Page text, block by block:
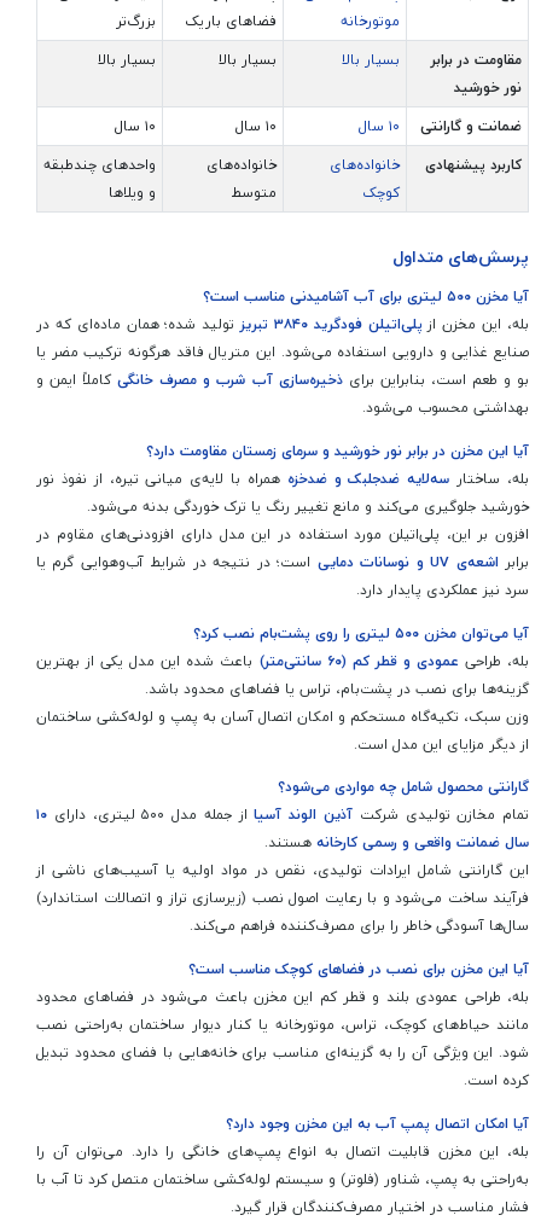
موتورخانه
فضاهای باریک
بزرگ‌تر
مقاومت در برابر
نور خورشید
بسیار بالا بسیار بالا بسیار بالا
ضمانت و گارانتی ۱۰ سال ۱۰ سال
۱۰ سال
کاربرد پیشنهادی
خانواده‌های
کوچک
خانواده‌های
متوسط
واحدهای چندطبقه
و ویلاها
پرسش‌های متداول
آیا مخزن ۵۰۰ لیتری برای آب آشامیدنی مناسب است؟
بله، این مخزن از پلی‌اتیلن فودگرید ۳۸۴۰ تبریز
تولید شده؛ همان ماده‌ای که در
صنایع غذایی و دارویی استفاده می‌شود. این متریال فاقد هرگونه ترکیب مضر یا
بو و طعم است، بنابراین برای ذخیره‌سازی آب شرب و مصرف خانگی کاملاً ایمن و
بهداشتی محسوب می‌شود.
آیا این مخزن در برابر نور خورشید و سرمای زمستان مقاومت دارد؟
بله، ساختار سه‌لایه ضدجلبک و ضدخزه همراه با لایه‌ی میانی تیره، از نفوذ نور
خورشید جلوگیری می‌کند و مانع تغییر رنگ یا ترک خوردگی بدنه می‌شود.
افزون بر این، پلی‌اتیلن مورد استفاده در این مدل دارای افزودنی‌های مقاوم در
برابر اشعه‌ی UV و نوسانات دمایی
است؛ در نتیجه در شرایط آب‌و‌هوایی گرم یا
سرد نیز عملکردی پایدار دارد.
آیا می‌توان مخزن ۵۰۰ لیتری را روی پشت‌بام نصب کرد؟
بله، طراحی عمودی و قطر کم (۶۰ سانتی‌متر)
باعث شده این مدل یکی از بهترین
گزینه‌ها برای نصب در پشت‌بام، تراس یا فضاهای محدود باشد.
وزن سبک، تکیه‌گاه مستحکم و امکان اتصال آسان به پمپ و لوله‌کشی ساختمان
از دیگر مزایای این مدل است.
گارانتی محصول شامل چه مواردی می‌شود؟
تمام مخازن تولیدی شرکت آذین الوند آسیااز جمله مدل ۵۰۰ لیتری، دارای
۱۰
سال ضمانت واقعی و رسمی کارخانه هستند.
این گارانتی شامل ایرادات تولیدی، نقص در مواد اولیه یا آسیب‌های ناشی از
فرآیند ساخت می‌شود و با رعایت اصول نصب (زیرسازی تراز و اتصالات استاندارد)
سال‌ها آسودگی خاطر را برای مصرف‌کننده فراهم می‌کند.
آیا این مخزن برای نصب در فضاهای کوچک مناسب است؟
بله، طراحی عمودی بلند و قطر کم این مخزن باعث می‌شود در فضاهای محدود
مانند حیاط‌های کوچک، تراس، موتورخانه یا کنار دیوار ساختمان به‌راحتی نصب
شود. این ویژگی آن را به گزینه‌ای مناسب برای خانه‌هایی با فضای محدود تبدیل
کرده است.
آیا امکان اتصال پمپ آب به این مخزن وجود دارد؟
بله، این مخزن قابلیت اتصال به انواع پمپ‌های خانگی را دارد. می‌توان آن را
به‌راحتی به پمپ، شناور (فلوتر) و سیستم لوله‌کشی ساختمان متصل کرد تا آب با
فشار مناسب در اختیار مصرف‌کنندگان قرار گیرد.